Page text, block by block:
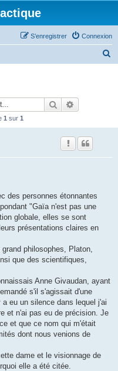
Connexion
S’enregistrer
Rechercher
1 sur 1
des personnes étonnantes
"Gaïa n'est pas une
globale, elles se sont
présentations claires en
philosophes, Platon,
que des scientifiques,
Anne Givaudan, ayant
s'il s'agissait d'une
eu un silence dans lequel j'ai
et n'ai pas eu de précision. Je
et que ce nom qui m'était
dont nous venions de
dame et le visionnage de
elle a été citée.